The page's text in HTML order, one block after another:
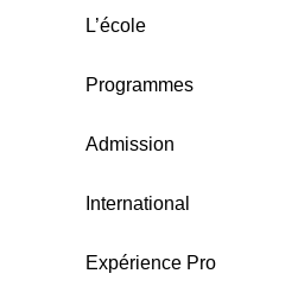
L’école
Programmes
Admission
International
Expérience Pro